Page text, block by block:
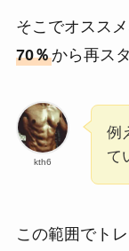
そこでオスス
70％から再ス
kth6
例
て
この範囲でト